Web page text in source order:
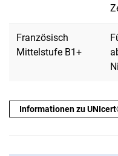
Französisch
Mittelstufe B1+
Informationen zu